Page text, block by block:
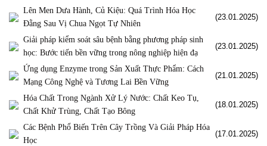
Lên Men Dưa Hành, Củ Kiệu: Quá Trình Hóa Học
Đằng Sau Vị Chua Ngọt Tự Nhiên
(23.01.2025)
Giải pháp kiểm soát sâu bệnh bằng phương pháp sinh
học: Bước tiến bền vững trong nông nghiệp hiện đạ
(23.01.2025)
Ứng dụng Enzyme trong Sản Xuất Thực Phẩm: Cách
Mạng Công Nghệ và Tương Lai Bền Vững
(21.01.2025)
Hóa Chất Trong Ngành Xử Lý Nước: Chất Keo Tụ,
Chất Khử Trùng, Chất Tạo Bông
(18.01.2025)
Các Bệnh Phổ Biến Trên Cây Trồng Và Giải Pháp Hóa
Học
(17.01.2025)